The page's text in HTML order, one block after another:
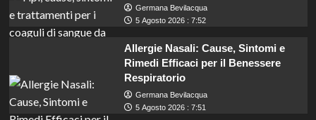
Germana Bevilacqua
5 Agosto 2026 : 7:52
Allergie Nasali: Cause, Sintomi e
Rimedi Efficaci per il Benessere
Respiratorio
Germana Bevilacqua
5 Agosto 2026 : 7:51